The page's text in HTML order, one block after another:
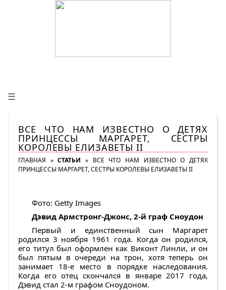
☰
ВСЕ ЧТО НАМ ИЗВЕСТНО О ДЕТЯХ
ПРИНЦЕССЫ МАРГАРЕТ, СЕСТРЫ
КОРОЛЕВЫ ЕЛИЗАВЕТЫ II
ГЛАВНАЯ »СТАТЬИ » ВСЕ ЧТО НАМ ИЗВЕСТНО О ДЕТЯХ
ПРИНЦЕССЫ МАРГАРЕТ, СЕСТРЫ КОРОЛЕВЫ ЕЛИЗАВЕТЫ II
Фото: Getty Images
Дэвид Армстронг-Джонс, 2-й граф Сноудон
Первый и единственный сын Маргарет
родился 3 ноября 1961 года. Когда он родился,
его титул был оформлен как Виконт Линли, и он
был пятым в очереди на трон, хотя теперь он
занимает 18-е место в порядке наследования.
Когда его отец скончался в январе 2017 года,
Дэвид стал 2-м графом Сноудоном.